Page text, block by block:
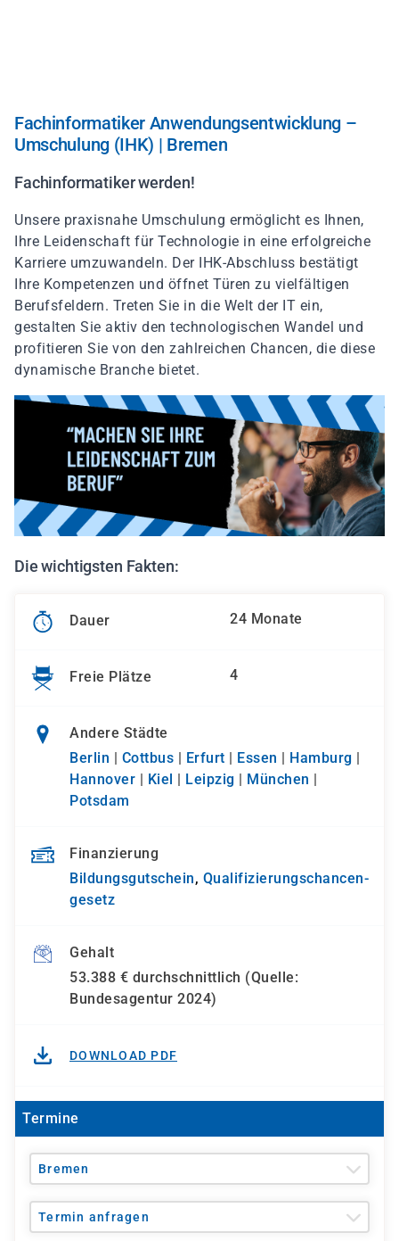
Fachinformatiker Anwendungsentwicklung –
Umschulung (IHK) | Bremen
Fachinformatiker werden!
Unsere praxisnahe Umschulung ermöglicht es Ihnen,
Ihre Leidenschaft für Technologie in eine erfolgreiche
Karriere umzuwandeln. Der IHK-Abschluss bestätigt
Ihre Kompetenzen und öffnet Türen zu vielfältigen
Berufsfeldern. Treten Sie in die Welt der IT ein,
gestalten Sie aktiv den technologischen Wandel und
profitieren Sie von den zahlreichen Chancen, die diese
dynamische Branche bietet.
Die wichtigsten Fakten:
Dauer 24 Monate
Freie Plätze 4
Andere Städte
Berlin
Cottbus Erfurt Essen Hamburg
Hannover
Kiel Leipzig München
Potsdam
Finanzierung
Bildungsgutschein, Qualifizierungs­chancen­
gesetz
Gehalt
53.388 € durchschnittlich (Quelle:
Bundesagentur 2024)
DOWNLOAD PDF
Termine
Bremen
Termin anfragen